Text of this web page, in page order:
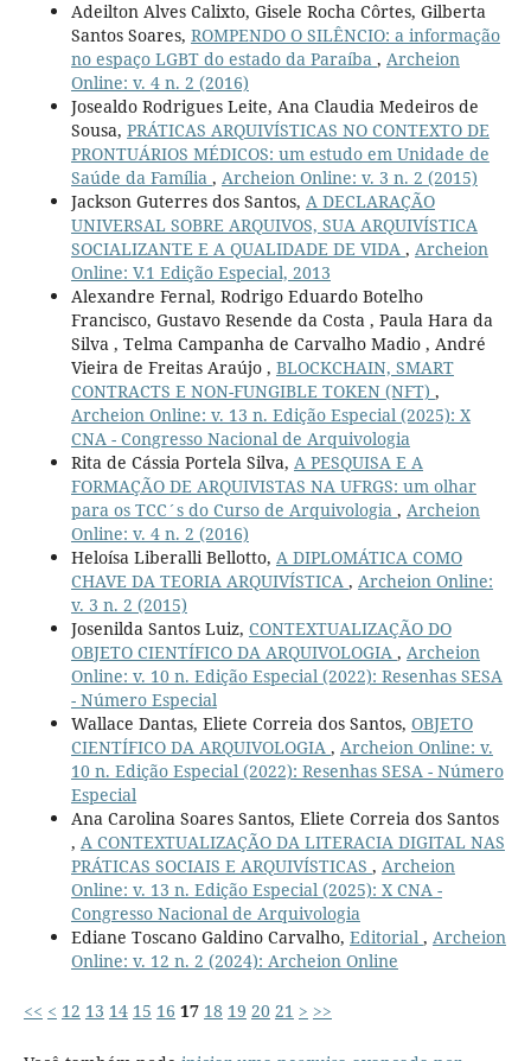
Adeilton Alves Calixto, Gisele Rocha Côrtes, Gilberta
Santos Soares, ROMPENDO O SILÊNCIO: a informação
no espaço LGBT do estado da Paraíba , Archeion
Online: v. 4 n. 2 (2016)
Josealdo Rodrigues Leite, Ana Claudia Medeiros de
Sousa, PRÁTICAS ARQUIVÍSTICAS NO CONTEXTO DE
PRONTUÁRIOS MÉDICOS: um estudo em Unidade de
Saúde da Família , Archeion Online: v. 3 n. 2 (2015)
Jackson Guterres dos Santos, A DECLARAÇÃO
UNIVERSAL SOBRE ARQUIVOS, SUA ARQUIVÍSTICA
SOCIALIZANTE E A QUALIDADE DE VIDA , Archeion
Online: V.1 Edição Especial, 2013
Alexandre Fernal, Rodrigo Eduardo Botelho
Francisco, Gustavo Resende da Costa , Paula Hara da
Silva , Telma Campanha de Carvalho Madio , André
Vieira de Freitas Araújo , BLOCKCHAIN, SMART
CONTRACTS E NON-FUNGIBLE TOKEN (NFT) ,
Archeion Online: v. 13 n. Edição Especial (2025): X
CNA - Congresso Nacional de Arquivologia
Rita de Cássia Portela Silva, A PESQUISA E A
FORMAÇÃO DE ARQUIVISTAS NA UFRGS: um olhar
para os TCC´s do Curso de Arquivologia , Archeion
Online: v. 4 n. 2 (2016)
Heloísa Liberalli Bellotto, A DIPLOMÁTICA COMO
CHAVE DA TEORIA ARQUIVÍSTICA , Archeion Online:
v. 3 n. 2 (2015)
Josenilda Santos Luiz, CONTEXTUALIZAÇÃO DO
OBJETO CIENTÍFICO DA ARQUIVOLOGIA , Archeion
Online: v. 10 n. Edição Especial (2022): Resenhas SESA
- Número Especial
Wallace Dantas, Eliete Correia dos Santos, OBJETO
CIENTÍFICO DA ARQUIVOLOGIA , Archeion Online: v.
10 n. Edição Especial (2022): Resenhas SESA - Número
Especial
Ana Carolina Soares Santos, Eliete Correia dos Santos
, A CONTEXTUALIZAÇÃO DA LITERACIA DIGITAL NAS
PRÁTICAS SOCIAIS E ARQUIVÍSTICAS , Archeion
Online: v. 13 n. Edição Especial (2025): X CNA -
Congresso Nacional de Arquivologia
Ediane Toscano Galdino Carvalho, Editorial , Archeion
Online: v. 12 n. 2 (2024): Archeion Online
<< < 12 13 14 15 16 17 18 19 20 21 > >>